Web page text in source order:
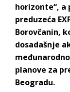
horizonte“,
preduzeća
Borovčanin,
dosadašnje
planove za
Beogradu.